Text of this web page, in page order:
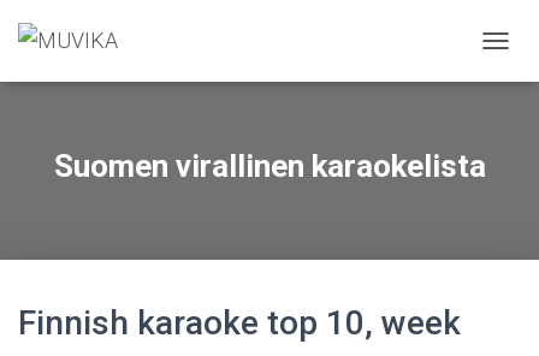
A
I
Suomen virallinen karaokelista
Finnish karaoke top 10, week